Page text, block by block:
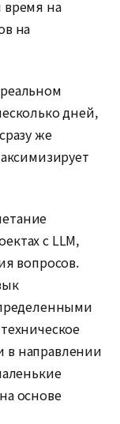
время на
на
дней,
же
с LLM,
вопросов.
направлении
основе